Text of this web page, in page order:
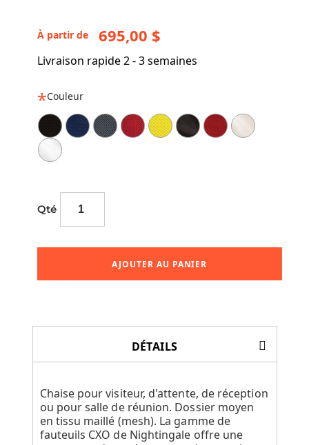
À partir de 695,00 $
Livraison rapide 2 - 3 semaines
Couleur
Qté
AJOUTER AU PANIER
DÉTAILS
Chaise pour visiteur, d'attente, de réception
ou pour salle de réunion. Dossier moyen
en tissu maillé (mesh). La gamme de
fauteuils CXO de Nightingale offre une